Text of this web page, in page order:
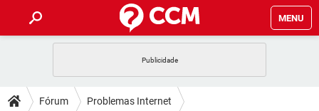
MENU
CELULAR FACEBOOK
DICAS
Fórum Problemas Internet